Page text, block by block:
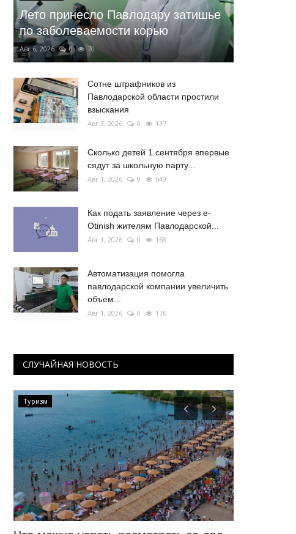
Лето принесло Павлодару затишье
по заболеваемости корью
Авг 6, 2026 0 70
Сотне штрафников из
Павлодарской области простили
взыскания
Авг 3, 2026 0 137
Сколько детей 1 сентября впервые
сядут за школьную парту...
Авг 1, 2026 0 640
Как подать заявление через e-
Otinish жителям Павлодарской...
Авг 1, 2026 0 168
Автоматизация помогла
павлодарской компании увеличить
объем...
Авг 1, 2026 0 176
СЛУЧАЙНАЯ НОВОСТЬ
Туризм